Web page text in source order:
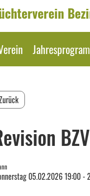
05.02.2026 19:00 -